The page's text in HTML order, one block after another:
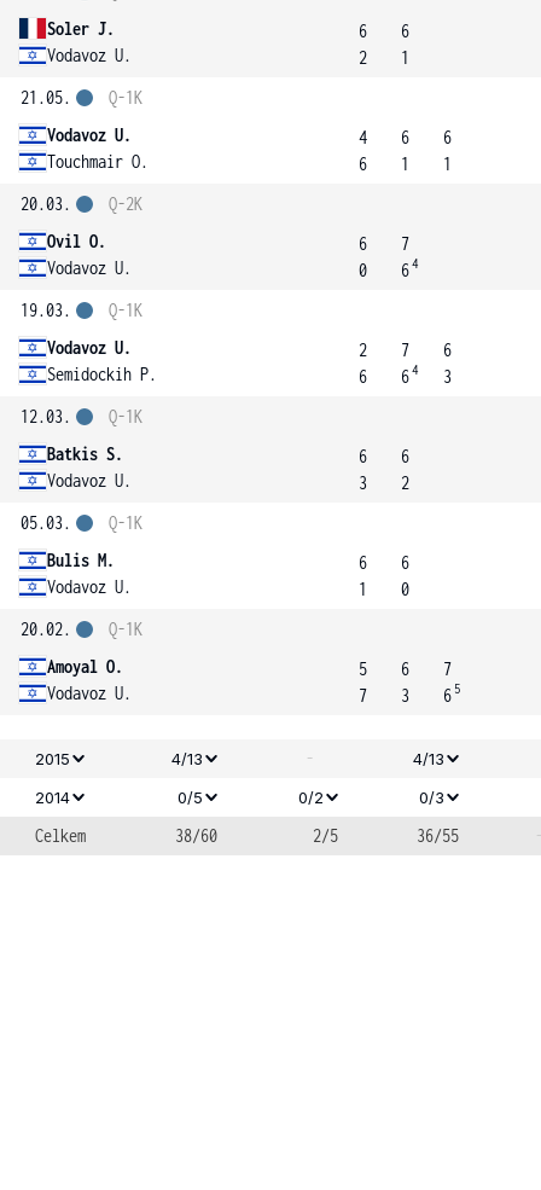
Soler J.
Vodavoz U.
6
2
6
1
21.05.
Vodavoz U.
Touchmair O.
Q-1K
4
6
6
1
6
1
20.03.
Ovil O.
Vodavoz U.
Q-2K
6
0
7
64
19.03.
Vodavoz U.
Semidockih P.
Q-1K
2
6
7
64
6
3
12.03.
Batkis S.
Vodavoz U.
Q-1K
6
3
6
2
05.03.
Bulis M.
Vodavoz U.
Q-1K
6
1
6
0
20.02.
Amoyal O.
Vodavoz U.
Q-1K
5
7
6
3
7
6 5
2015 4/13 -
4/13
2014
0/5 0/2 0/3
Celkem 38/60 2/5 36/55